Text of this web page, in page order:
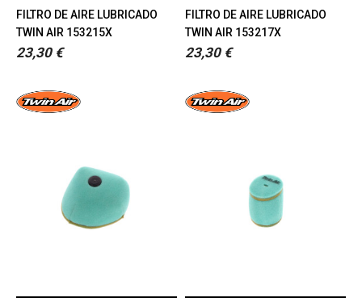
FILTRO DE AIRE LUBRICADO
TWIN AIR 153215X
23,30 €
FILTRO DE AIRE LUBRICADO
TWIN AIR 153217X
23,30 €